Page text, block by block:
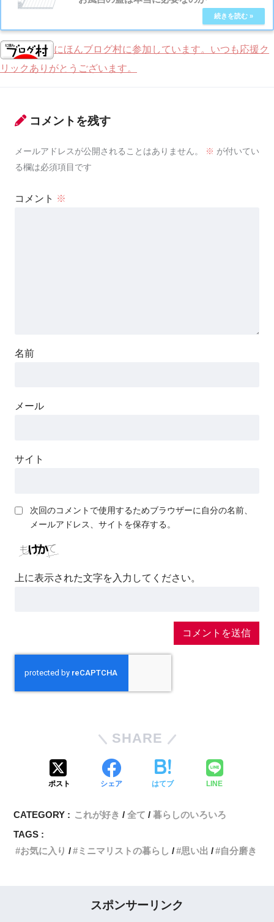
にほんブログ村に参加しています。いつも応援ク
リックありがとうございます。
コメントを残す
メールアドレスが公開されることはありません。 ※ が付いてい
る欄は必須項目です
コメント ※
名前
メール
サイト
次回のコメントで使用するためブラウザーに自分の名前、
メールアドレス、サイトを保存する。
上に表示された文字を入力してください。
SHARE
ポスト シェア はてブ LINE
CATEGORY : これが好き 全て
暮らしのいろいろ
TAGS :
お気に入り
ミニマリストの暮らし 思い出 自分磨き
スポンサーリンク